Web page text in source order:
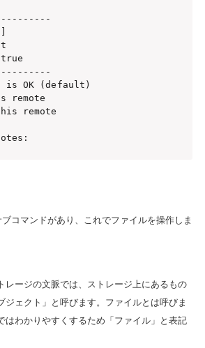
is OK (default)
remote
remote
コマンドがあり、これでファイルを操作しま
レージの文脈では、ストレージ上にあるもの
ジェクト」と呼びます。ファイルとは呼びま
はわかりやすくするため「ファイル」と表記